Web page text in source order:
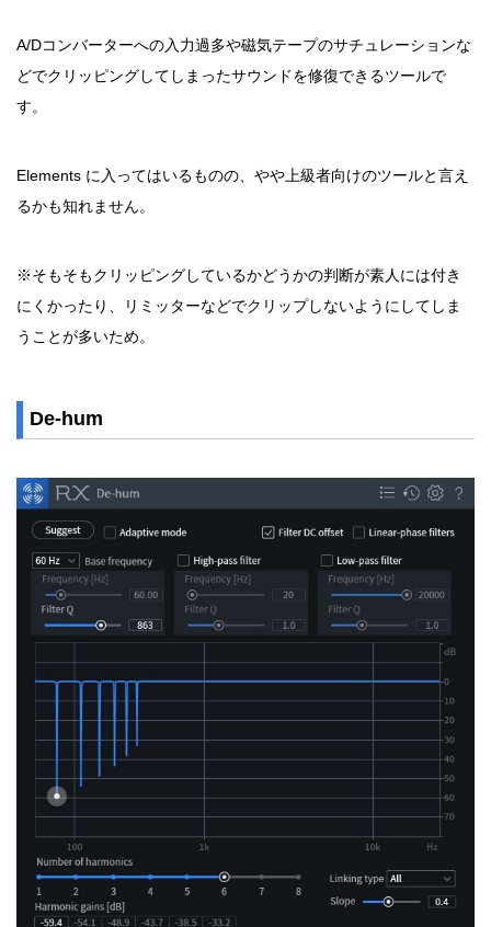
A/Dコンバーターへの入力過多や磁気テープのサチュレーションな
どでクリッピングしてしまったサウンドを修復できるツールで
す。
Elements に入ってはいるものの、やや上級者向けのツールと言え
るかも知れません。
※そもそもクリッピングしているかどうかの判断が素人には付き
にくかったり、リミッターなどでクリップしないようにしてしま
うことが多いため。
De-hum